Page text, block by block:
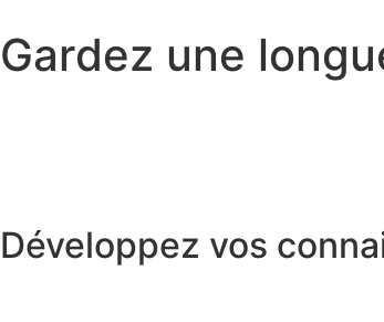
Gardez une longu
Développez vos